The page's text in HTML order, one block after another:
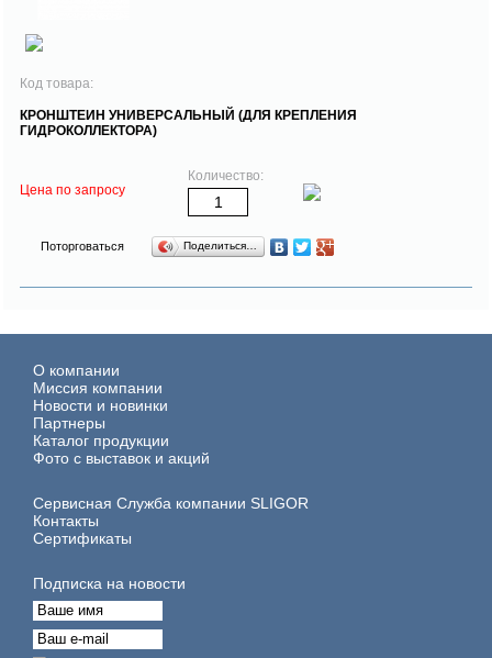
Код товара:
КРОНШТЕИН УНИВЕРСАЛЬНЫЙ (ДЛЯ КРЕПЛЕНИЯ
ГИДРОКОЛЛЕКТОРА)
Цена по запросу
Количество:
Поторговаться Поделиться…
О компании
Миссия компании
Новости и новинки
Партнеры
Каталог продукции
Фото с выставок и акций
Сервисная Служба компании SLIGOR
Контакты
Сертификаты
Подписка на новости